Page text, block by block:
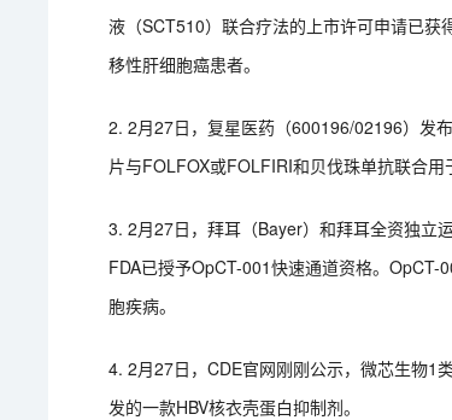
液（SCT510）联合疗法的上市许可申请已
移性肝细胞癌患者。
2. 2月27日，复星医药（600196/02196）发
片与FOLFOX或FOLFIRI和贝伐珠单抗联合用
3. 2月27日，拜耳（Bayer）和拜耳全资独立
FDA已授予OpCT-001快速通道资格。
胞疾病。
4. 2月27日，CDE官网刚刚公示，微芯生物1
发的一款HBV核衣壳蛋白抑制剂。